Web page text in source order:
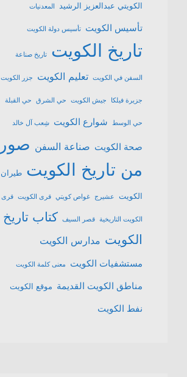
الكويتي عبدالعزيز الرشيد المعدنيات
تأسيس الكويت تأسيس دولة الكويت
تاريخ الكويت تاريخ صناعة
السفن في الكويت تعليم الكويت جزر الكويت
جزيرة فيلكا جيش الكويت حي الشرق حي القبلة
حي الوسط شوارع الكويت شِعب آل خالد
صحة الكويت صناعة السفن صور
من تاريخ الكويت طيران
الكويت عشیرج غواص كويتي قرى الكويت قرى
الكويت التاريخية قصر السيف كتاب تاريخ
الكويت مدارس الكويت
مستشفيات الكويت معنى كلمة الكويت
مناطق الكويت القديمة موقع الكويت
نفط الكويت